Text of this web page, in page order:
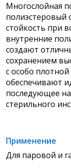
Многослойная
полиэстеровый
стойкость при
внутренние
создают
сохранением
с особо
обеспечивают
последующее
стерильного
Применение
Для паровой и